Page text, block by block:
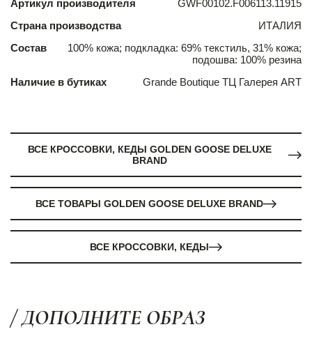
Артикул производителя
GWF00102.F006113.11915
Страна производства
ИТАЛИЯ
Состав
100% кожа; подкладка: 69% текстиль, 31% кожа;
подошва: 100% резина
Наличие в бутиках
Grande Boutique ТЦ Галерея ART
ВСЕ КРОССОВКИ, КЕДЫ GOLDEN GOOSE DELUXE
BRAND
ВСЕ ТОВАРЫ GOLDEN GOOSE DELUXE BRAND
ВСЕ КРОССОВКИ, КЕДЫ
/ ДОПОЛНИТЕ ОБРАЗ